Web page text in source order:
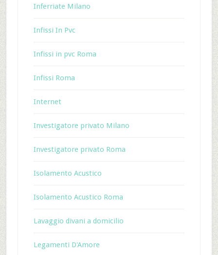
Inferriate Milano
Infissi In Pvc
Infissi in pvc Roma
Infissi Roma
Internet
Investigatore privato Milano
Investigatore privato Roma
Isolamento Acustico
Isolamento Acustico Roma
Lavaggio divani a domicilio
Legamenti D'Amore